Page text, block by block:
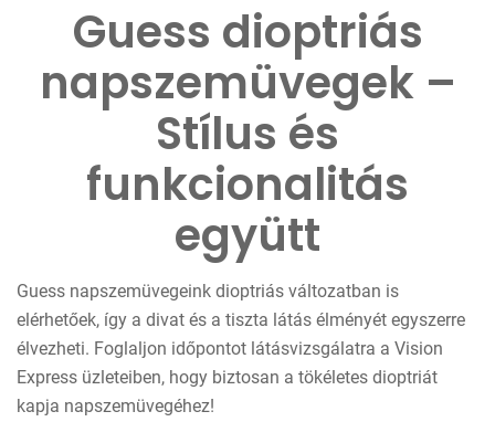
Guess dioptriás
napszemüvegek –
Stílus és
funkcionalitás
együtt
Guess napszemüvegeink dioptriás változatban is
elérhetőek, így a divat és a tiszta látás élményét egyszerre
élvezheti. Foglaljon időpontot látásvizsgálatra a Vision
Express üzleteiben, hogy biztosan a tökéletes dioptriát
kapja napszemüvegéhez!